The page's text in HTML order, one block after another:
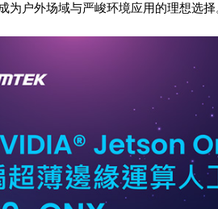
为户外场域与严峻环境应用的理想选择